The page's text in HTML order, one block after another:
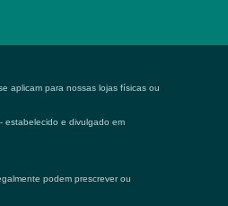
aplicam para nossas lojas físicas ou
estabelecido e divulgado em
podem prescrever ou